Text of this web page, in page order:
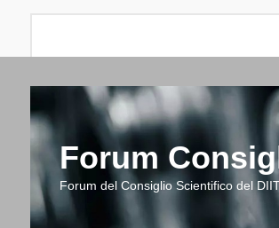
Forum
Forum del Consiglio Scientifico del